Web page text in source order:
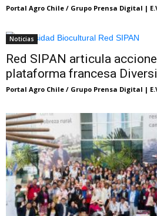
Portal Agro Chile / Grupo Prensa Digital |
Noticias
Red SIPAN articula
plataforma francesa
Portal Agro Chile / Grupo Prensa Digital |